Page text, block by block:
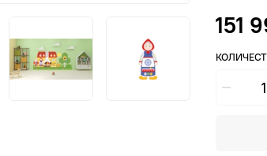
151